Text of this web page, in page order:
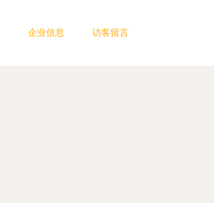
企业信息 访客留言